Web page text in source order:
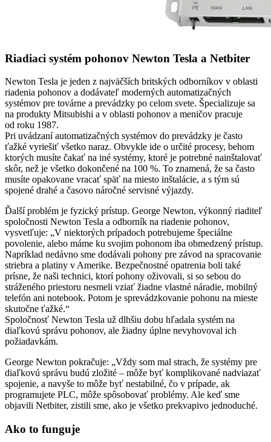
Riadiaci systém pohonov Newton Tesla a Netbiter
Newton Tesla je jeden z najväčších britských odborníkov v oblasti
riadenia pohonov a dodávateľ moderných automatizačných
systémov pre továrne a prevádzky po celom svete. Špecializuje sa
na produkty Mitsubishi a v oblasti pohonov a meničov pracuje
od roku 1987.
Pri uvádzaní automatizačných systémov do prevádzky je často
ťažké vyriešiť všetko naraz. Obvykle ide o určité procesy, behom
ktorých musíte čakať na iné systémy, ktoré je potrebné nainštalovať
skôr, než je všetko dokončené na 100 %. To znamená, že sa často
musíte opakovane vracať späť na miesto inštalácie, a s tým sú
spojené drahé a časovo náročné servisné výjazdy.
Ďalší problém je fyzický prístup. George Newton, výkonný riaditeľ
spoločnosti Newton Tesla a odborník na riadenie pohonov,
vysvetľuje: „V niektorých prípadoch potrebujeme špeciálne
povolenie, alebo máme ku svojim pohonom iba obmedzený prístup.
Napríklad nedávno sme dodávali pohony pre závod na spracovanie
striebra a platiny v Amerike. Bezpečnostné opatrenia boli také
prísne, že naši technici, ktorí pohony oživovali, si so sebou do
stráženého priestoru nesmeli vziať žiadne vlastné náradie, mobilný
telefón ani notebook. Potom je sprevádzkovanie pohonu na mieste
skutočne ťažké.“
Spoločnosť Newton Tesla už dlhšiu dobu hľadala systém na
diaľkovú správu pohonov, ale žiadny úplne nevyhovoval ich
požiadavkám.
George Newton pokračuje: „Vždy som mal strach, že systémy pre
diaľkovú správu budú zložité – môže byť komplikované nadviazať
spojenie, a navyše to môže byť nestabilné, čo v prípade, ak
programujete PLC, môže spôsobovať problémy. Ale keď sme
objavili Netbiter, zistili sme, ako je všetko prekvapivo jednoduché.
Ako to funguje